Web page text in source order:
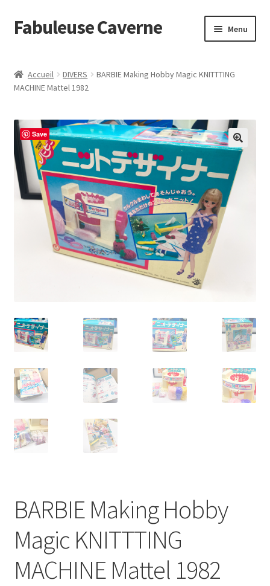
Aller
à
navigation
Aller
au
Fabuleuse Caverne Menu
En boutique
menu
enfant
Superflat Museum Murakami
En réapprovisionnement
Accueil DIVERS
BARBIE Making Hobby Magic KNITTTING
MACHINE Mattel 1982
Save
BARBIE Making Hobby
Magic KNITTTING
MACHINE Mattel 1982